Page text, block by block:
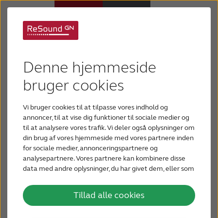
Denne hjemmeside
bruger cookies
Vi bruger cookies til at tilpasse vores indhold og
annoncer, til at vise dig funktioner til sociale medier og
til at analysere vores trafik. Vi deler også oplysninger om
din brug af vores hjemmeside med vores partnere inden
for sociale medier, annonceringspartnere og
analysepartnere. Vores partnere kan kombinere disse
data med andre oplysninger, du har givet dem, eller som
Tillad alle cookies
Høretab
Support
Om os
Blog
BLIV TESTPERSON
Blog for fagfolk
Det er så privilegeret
at kunne ændre folks
tilværelse
Kærligheden for audiologien er indiskutabel, og
muligheden for at hjælpe folk, møder Dorthe
Øxbeck Nielsen med respekt.